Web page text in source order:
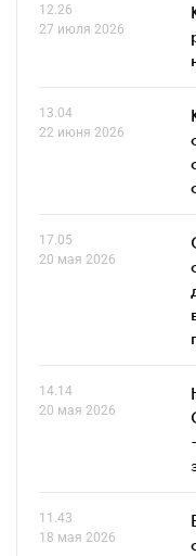
12.26
27 июля 2026
13.04
22 июня 2026
17.05
20 мая 2026
14.14
20 мая 2026
11.43
18 мая 2026